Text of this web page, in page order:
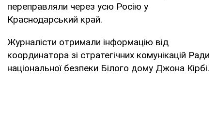
переправляли через усю Росію у
Краснодарський край.
Журналісти отримали інформацію від
координатора зі стратегічних комунікацій Ради
національної безпеки Білого дому Джона Кірбі.